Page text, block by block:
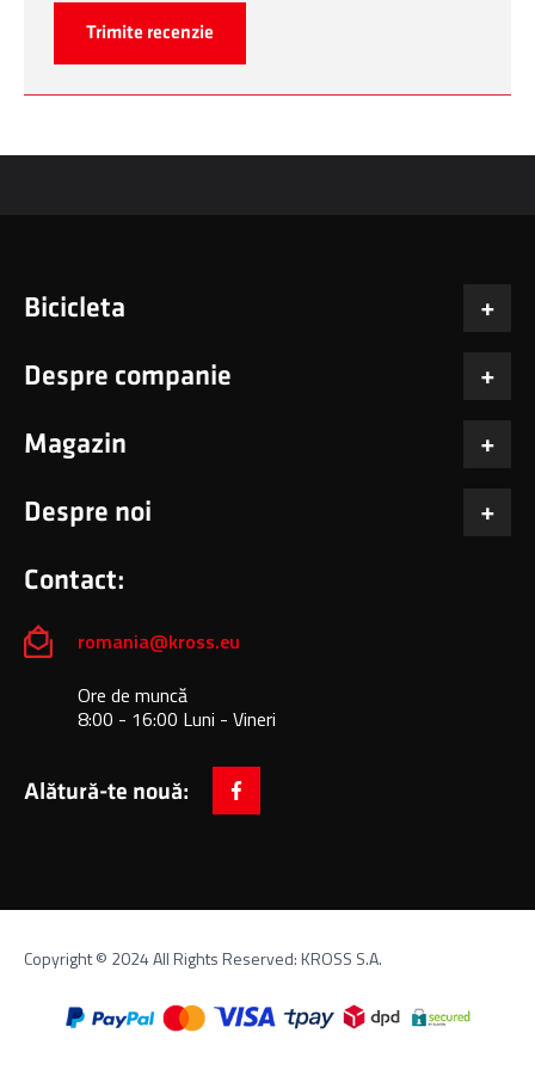
Trimite recenzie
Bicicleta
Despre companie
Magazin
Despre noi
Contact:
romania@kross.eu
Ore de muncă
8:00 - 16:00 Luni - Vineri
Alătură-te nouă:
facebook
Copyright © 2024 All Rights Reserved: KROSS S.A.